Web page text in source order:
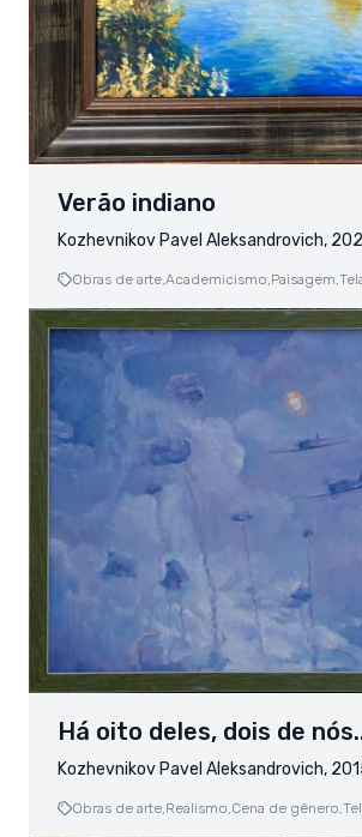
Verão indiano
Kozhevnikov Pavel Aleksandrovich,
Obras de arte, Academicismo, Paisagem,
Há oito deles, dois de
Kozhevnikov Pavel Aleksandrovich,
Obras de arte, Realismo, Cena de gênero,